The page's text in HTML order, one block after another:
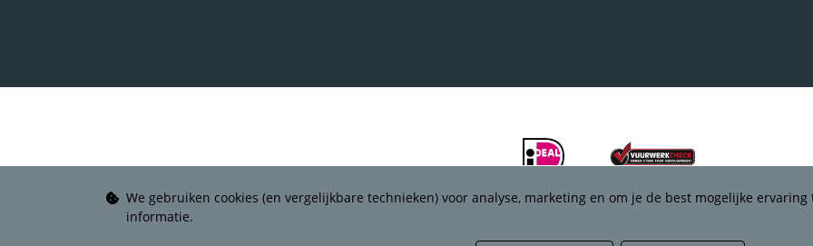
We gebruiken cookies (en vergelijkbare technieken) voor analyse, marketing en om je de best mogelijke
informatie.